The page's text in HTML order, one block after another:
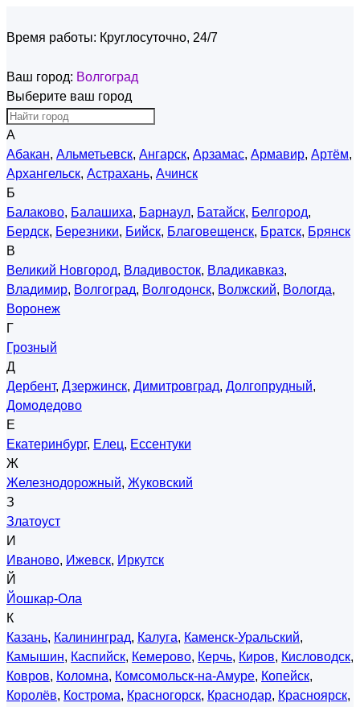
Время работы: Круглосуточно, 24/7
Ваш город: Волгоград
Выберите ваш город
А
Абакан, Альметьевск, Ангарск, Арзамас, Армавир, Артём,
Архангельск, Астрахань, Ачинск
Б
Балаково, Балашиха, Барнаул, Батайск, Белгород,
Бердск, Березники, Бийск, Благовещенск, Братск, Брянск
В
Великий Новгород, Владивосток, Владикавказ,
Владимир, Волгоград, Волгодонск, Волжский, Вологда,
Воронеж
Г
Грозный
Д
Дербент, Дзержинск, Димитровград, Долгопрудный,
Домодедово
Е
Екатеринбург, Елец, Ессентуки
Ж
Железнодорожный, Жуковский
З
Златоуст
И
Иваново, Ижевск, Иркутск
Й
Йошкар-Ола
К
Казань, Калининград, Калуга, Каменск-Уральский,
Камышин, Каспийск, Кемерово, Керчь, Киров, Кисловодск,
Ковров, Коломна, Комсомольск-на-Амуре, Копейск,
Королёв, Кострома, Красногорск, Краснодар, Красноярск,